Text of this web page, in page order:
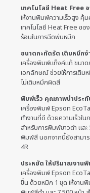
เทคโนโลยี Heat Free
ให้งานพิมพ์ความเร็วสูง คุ้
เทคโนโลยี Heat Free ขอ
ร้อนในการฉีดพ่นหมึก
ขนาดกะทัดรัด เติมหมึกง่
เครื่องพิมพ์แท็งค์แท้ ขนา
เอกลักษณ์ ช่วยให้การเติมห
ไม่เติมหมึกผิดสี
พิมพ์เร็ว คุณภาพน่าประทั
เครื่องพิมพ์ Epson
ทำงานที่ดี ด้วยความเร็วใ
สำหรับการพิมพ์ขาวดำ แล
พิมพ์สี นอกจากนี้ยังสามา
4R
ประหยัด ให้ปริมาณงาน
เครื่องพิมพ์ Epson
ขึ้น ด้วยหมึก 1 ชุด ให้งาน